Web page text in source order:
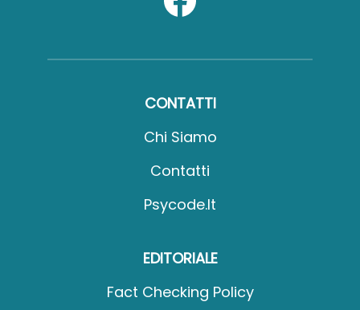
CONTATTI
Chi Siamo
Contatti
Psycode.it
EDITORIALE
Fact Checking Policy